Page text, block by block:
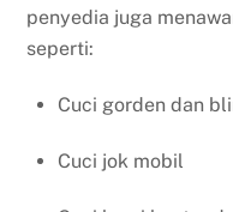
penyedia juga
seperti:
Cuci gorden dan
Cuci jok mobil